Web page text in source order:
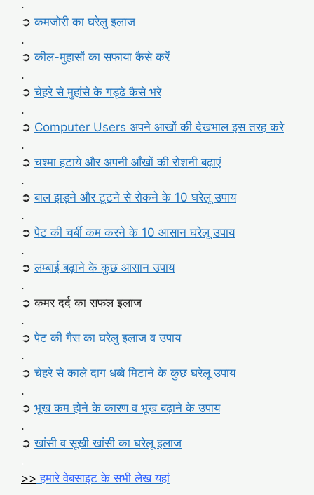
.
➲कमजोरी का घरेलु इलाज
.
➲कील-मुहासों का सफाया कैसे करें
.
➲चेहरे से मुहांसे के गड्ढे कैसे भरे
.
➲ Computer Users अपने आखों की देखभाल इस तरह करे
.
➲चश्मा हटाये और अपनी आँखों की रोशनी बढ़ाएं
.
➲बाल झड़ने और टूटने से रोकने के 10 घरेलू उपाय
.
➲पेट की चर्बी कम करने के 10 आसान घरेलू उपाय
.
➲लम्बाई बढ़ाने के कुछ आसान उपाय
.
➲ कमर दर्द का सफल इलाज
.
➲पेट की गैस का घरेलु इलाज व उपाय
.
➲चेहरे से काले दाग धब्बे मिटाने के कुछ घरेलू उपाय
.
➲ भूख कम होने के कारण व भूख बढ़ाने के उपाय
.
➲खांसी व सूखी खांसी का घरेलू इलाज
>> हमारे वेबसाइट के सभी लेख यहां